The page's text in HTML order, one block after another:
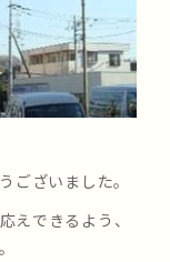
ございました。
えできるよう、